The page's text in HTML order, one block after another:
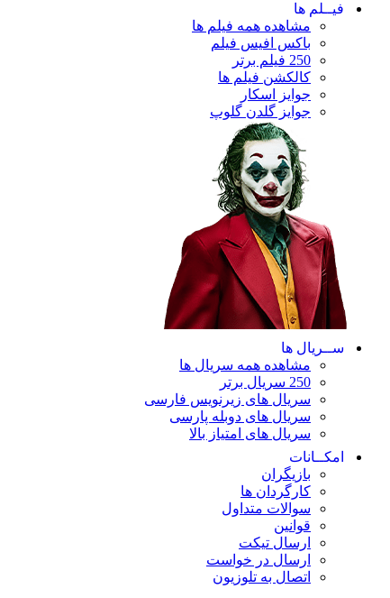
فیــلم ها
مشاهده همه فیلم ها
باکس افیس فیلم
250 فیلم برتر
کالکشن فیلم ها
جوایز اسکار
جوایز گلدن گلوپ
ســریال ها
مشاهده همه سریال ها
250 سریال برتر
سریال های زیرنویس فارسی
سریال های دوبله پارسی
سریال های امتیاز بالا
امکــانات
بازیگران
کارگردان ها
سوالات متداول
قوانین
ارسال تیکت
ارسال در خواست
اتصال به تلوزیون